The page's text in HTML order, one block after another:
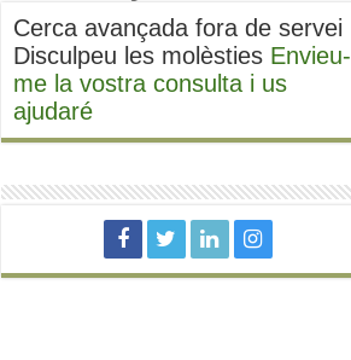
Cerca avançada fora de servei
Disculpeu les molèsties Envieu-
me la vostra consulta i us
ajudaré